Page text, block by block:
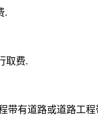
.
取费.
带有道路或道路工